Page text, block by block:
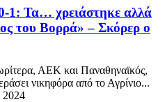
Τα… χρειάστηκε αλλά
του Βορρά» – Σκόρερ ο
ΑΕΚ και Παναθηναϊκός,
νικηφόρα από το Αγρίνιο...
2024